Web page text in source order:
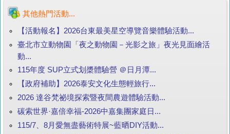
其他熱門活動...
【活動報名】2026台東最美星空導覽音樂體驗活動...
臺北市立動物園「夜之動物園－光影之旅」夜光見面繪活
動...
115年度 SUP立式划槳體驗營 ＠日月潭...
【政府補助】2026泰安文化生態輕旅行...
2026 達谷梵祕境探索暨夜間農遊體驗活動...
碳索世界·嘉倍幸福-2026中嘉集團家庭日...
115/7、8月愛無盡藝術特展~藍晒DIY活動...